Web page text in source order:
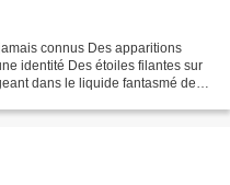
connus Des apparitions
identité Des étoiles filantes sur
dans le liquide fantasmé des